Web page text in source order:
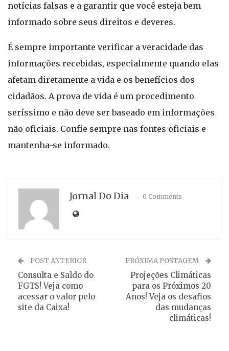
notícias falsas e a garantir que você esteja bem
informado sobre seus direitos e deveres.
É sempre importante verificar a veracidade das
informações recebidas, especialmente quando elas
afetam diretamente a vida e os benefícios dos
cidadãos. A prova de vida é um procedimento
seríssimo e não deve ser baseado em informações
não oficiais. Confie sempre nas fontes oficiais e
mantenha-se informado.
Jornal Do Dia 0 Comments
POST ANTERIOR
Consulta e Saldo do
FGTS! Veja como
acessar o valor pelo
site da Caixa!
PRÓXIMA POSTAGEM
Projeções Climáticas
para os Próximos 20
Anos! Veja os desafios
das mudanças
climáticas!